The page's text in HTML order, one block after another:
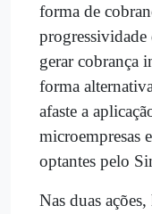
forma de
gerar cobrança
forma
afaste a
microempresas
optantes pelo
Nas duas